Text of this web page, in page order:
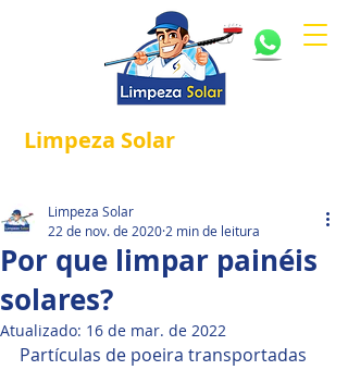
Limpeza Solar®
Por que limpar painéis
solares?
Limpeza Solar
22 de nov. de 2020 2 min de leitura
Atualizado: 16 de mar. de 2022
Partículas de poeira transportadas